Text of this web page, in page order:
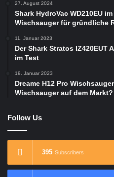
27. August 2024
Shark HydroVac WD210EU
Wischsauger für gründliche
11. Januar 2023
Der Shark Stratos IZ420EUT
im Test
19. Januar 2023
Dreame H12 Pro
Wischsauger auf dem Markt?
Follow Us
395 Subscribers